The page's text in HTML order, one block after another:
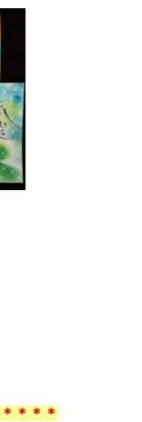
＊＊＊